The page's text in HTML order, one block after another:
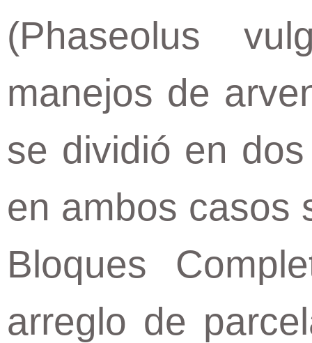
(Phaseolus
manejos de
se dividió en
en ambos casos
Bloques
arreglo de